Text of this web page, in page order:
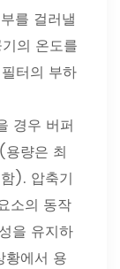
를 걸러낼
의 온도를
터의 부하
경우 버퍼
량은 최
). 압축기
소의 동작
을 유지하
황에서 용